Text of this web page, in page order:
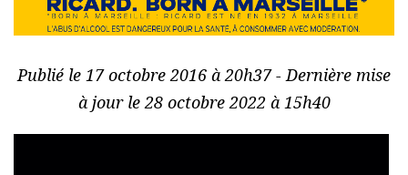
Publié le 17 octobre 2016 à 20h37 - Dernière mise
à jour le 28 octobre 2022 à 15h40